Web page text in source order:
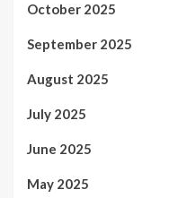
October 2025
September 2025
August 2025
July 2025
June 2025
May 2025